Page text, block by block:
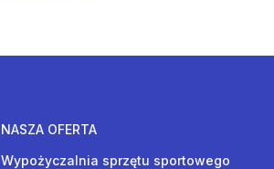
NASZA OFERTA
Wypożyczalnia sprzętu sportowego